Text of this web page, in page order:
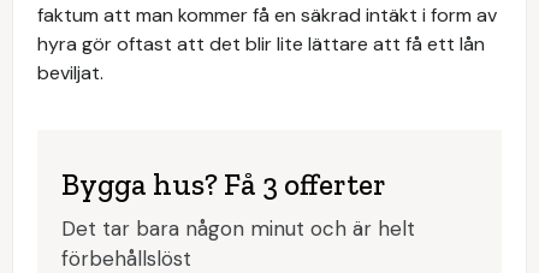
faktum att man kommer få en säkrad intäkt i form av
hyra gör oftast att det blir lite lättare att få ett lån
beviljat.
Bygga hus? Få 3 offerter
Det tar bara någon minut och är helt
förbehållslöst